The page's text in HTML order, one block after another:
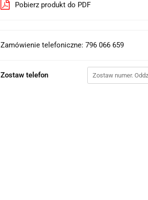
Pobierz produkt do PDF
Zamówienie telefoniczne: 796 066 659
Zostaw telefon